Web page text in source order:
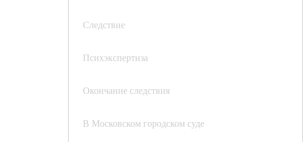
Следствие
Психэкспертиза
Окончание следствия
В Московском городском суде